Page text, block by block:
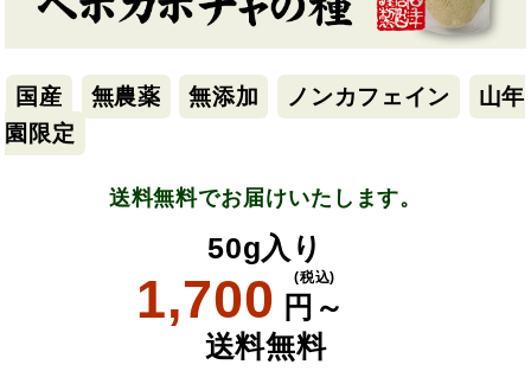
国産 無農薬 無添加 ノンカフェイン
山年
園限定
送料無料でお届けいたします。
50g入り
1,700 円～
(税込)
送料無料